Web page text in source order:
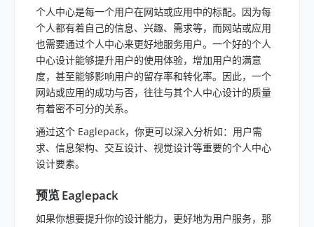
个人中心是每一个用户在网站或应用中的标配。因为每
个人都有着自己的信息、兴趣、需求等，而网站或应用
也需要通过个人中心来更好地服务用户。一个好的个人
中心设计能够提升用户的使用体验，增加用户的满意
度，甚至能够影响用户的留存率和转化率。因此，一个
网站或应用的成功与否，往往与其个人中心设计的质量
有着密不可分的关系。
通过这个 Eaglepack，你更可以深入分析如：用户需
求、信息架构、交互设计、视觉设计等重要的个人中心
设计要素。
预览 Eaglepack
如果你想要提升你的设计能力，更好地为用户服务，那